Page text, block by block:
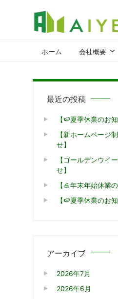
ホーム 会社概要
最近の投稿
【🍉夏季休業のお
【新ホームページ
せ】
【ゴールデンウイ
せ】
【🎍年末年始休業
【🍉夏季休業のお
アーカイブ
2026年7月
2026年6月